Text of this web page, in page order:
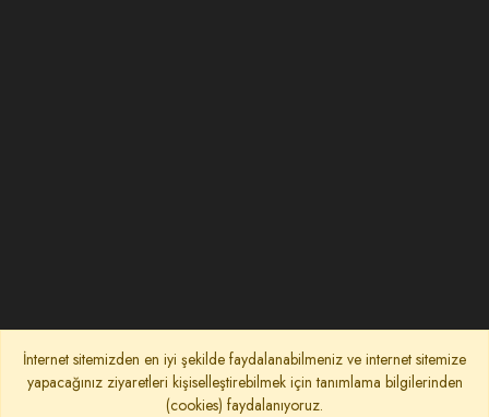
İnternet sitemizden en iyi şekilde faydalanabilmeniz ve internet sitemize
yapacağınız ziyaretleri kişiselleştirebilmek için tanımlama bilgilerinden
(cookies) faydalanıyoruz.